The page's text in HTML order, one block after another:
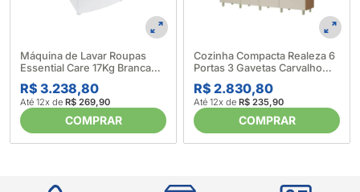
Máquina de Lavar Roupas
Essential Care 17Kg Branca
LED17 - Electrolux (633997)
R$ 3.238,80
Até 12x de R$ 269,90
COMPRAR
Cozinha Compacta Realeza 6
Portas 3 Gavetas Carvalho
Greice - Nesher 676018
R$ 2.830,80
Até 12x de R$ 235,90
COMPRAR